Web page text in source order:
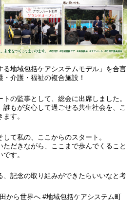
る地域包括ケアシステムモデル」を合言
介護・福祉の複合施設！
の監事として、総会に出席しました。
誰もが安心して過ごせる共生社会を、こ
す。
て私の、ここからのスタート。
ただきながら、ここまで歩んでくること
す。
、記念の取り組みができたらいいなと考
から世界へ #地域包括ケアシステム町